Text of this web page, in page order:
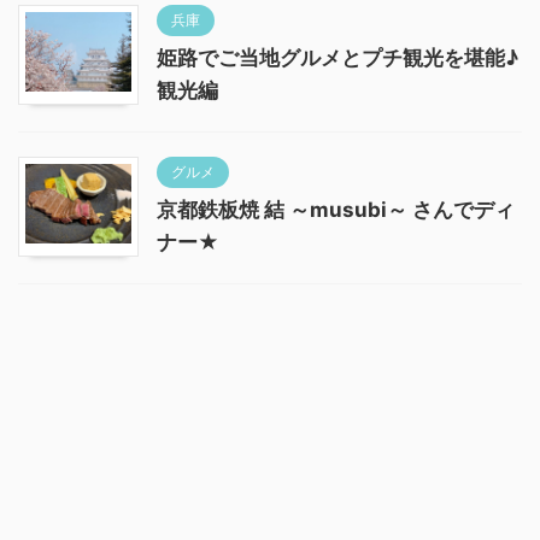
兵庫
姫路でご当地グルメとプチ観光を堪能♪
観光編
グルメ
京都鉄板焼 結 ～musubi～ さんでディ
ナー★